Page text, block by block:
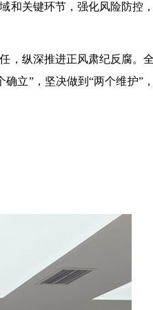
和关键环节，强化风险防控
，纵深推进正风肃纪反腐。
立”，坚决做到“两个维护”